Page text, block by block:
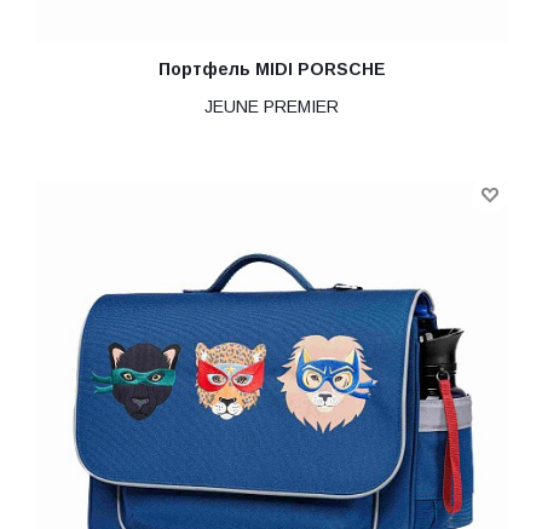
Портфель MIDI PORSCHE
JEUNE PREMIER